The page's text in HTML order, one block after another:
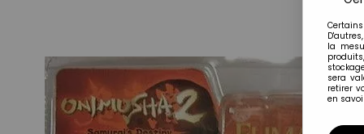
la
sera
retirer
en